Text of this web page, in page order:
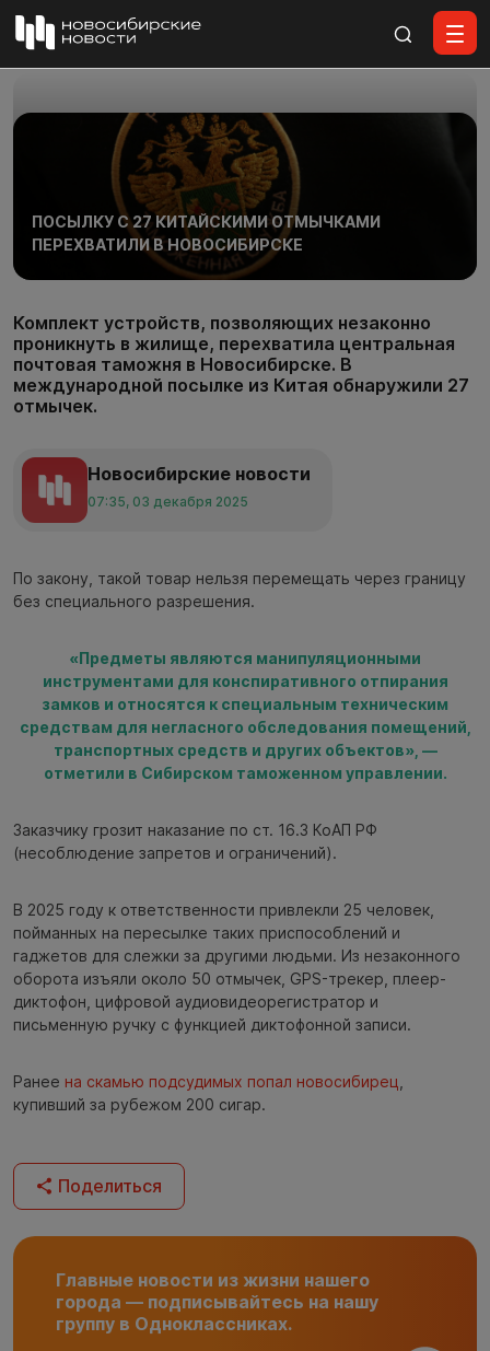
ПОСЫЛКУ С 27 КИТАЙСКИМИ ОТМЫЧКАМИ
ПЕРЕХВАТИЛИ В НОВОСИБИРСКЕ
Комплект устройств, позволяющих незаконно
проникнуть в жилище, перехватила центральная
почтовая таможня в Новосибирске. В
международной посылке из Китая обнаружили 27
отмычек.
Новосибирские новости
07:35, 03 декабря 2025
По закону, такой товар нельзя перемещать через границу
без специального разрешения.
«Предметы являются манипуляционными
инструментами для конспиративного отпирания
замков и относятся к специальным техническим
средствам для негласного обследования помещений,
транспортных средств и других объектов», —
отметили в Сибирском таможенном управлении.
Заказчику грозит наказание по ст. 16.3 КоАП РФ
(несоблюдение запретов и ограничений).
В 2025 году к ответственности привлекли 25 человек,
пойманных на пересылке таких приспособлений и
гаджетов для слежки за другими людьми. Из незаконного
оборота изъяли около 50 отмычек, GPS-трекер, плеер-
диктофон, цифровой аудиовидеорегистратор и
письменную ручку с функцией диктофонной записи.
Ранее на скамью подсудимых попал новосибирец
купивший за рубежом 200 сигар.
Поделиться
Главные новости из жизни нашего
города — подписывайтесь на нашу
группу в Одноклассниках.